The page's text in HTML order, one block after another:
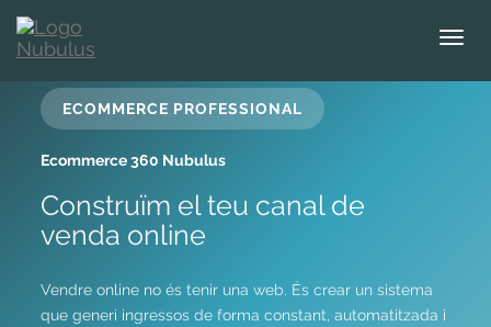
T
ECOMMERCE PROFESSIONAL
Ecommerce 360 Nubulus
Construïm el teu canal de
venda online
Vendre online no és tenir una web. És crear un sistema
que generi ingressos de forma constant, automatitzada i